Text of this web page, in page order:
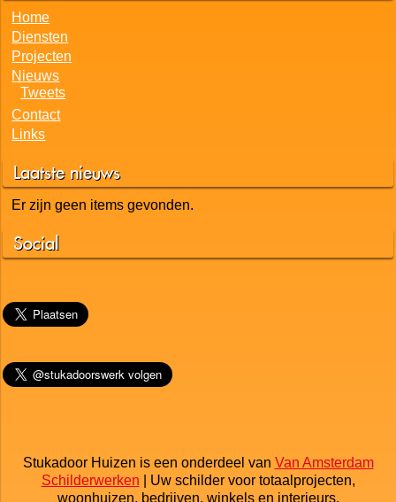
Home
Diensten
Projecten
Nieuws
Tweets
Contact
Links
Laatste nieuws
Er zijn geen items gevonden.
Social
Stukadoor Huizen is een onderdeel van Van Amsterdam
Schilderwerken | Uw schilder voor totaalprojecten,
woonhuizen, bedrijven, winkels en interieurs.